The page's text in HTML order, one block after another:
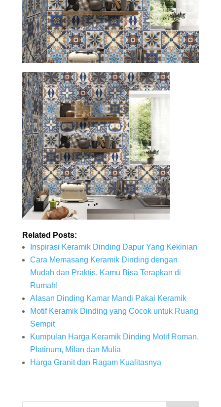
Related Posts:
Inspirasi Keramik Dinding Dapur Yang Kekinian
Cara Memasang Keramik Dinding dengan
Mudah dan Praktis, Kamu Bisa Terapkan di
Rumah!
Alasan Dinding Kamar Mandi Pakai Keramik
Motif Keramik Dinding yang Cocok untuk Ruang
Sempit
Kumpulan Harga Keramik Dinding Motif Roman,
Platinum, Milan dan Mulia
Harga Granit dan Ragam Kualitasnya